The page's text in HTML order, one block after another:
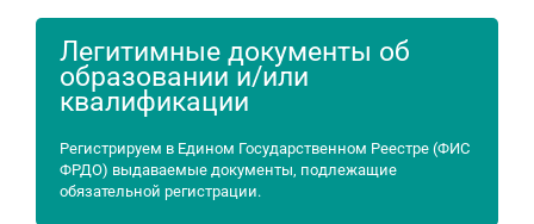
Легитимные документы об
образовании и/или
квалификации
Регистрируем в Едином Государственном Реестре (ФИС
ФРДО) выдаваемые документы, подлежащие
обязательной регистрации.